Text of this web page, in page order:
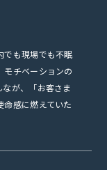
でも現場でも不眠
モチベーションの
が、「お客さま
命感に燃えていた